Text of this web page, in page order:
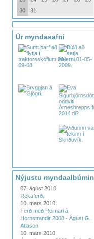
30
31
Úr myndasafni
Nýjustu myndaalbúmin
07. ágúst 2010
Rekaferð.
10. mars 2010
Ferð með Reimari á
Hornstrandir 2008 - Ágúst G.
Atlason
10. mars 2010